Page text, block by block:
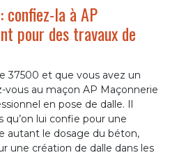
confiez-la à AP
pour des travaux de
37500 et que vous avez un
vous au maçon AP Maçonnerie
en pose de dalle. Il
qu’on lui confie pour une
autant le dosage du béton,
une création de dalle dans les